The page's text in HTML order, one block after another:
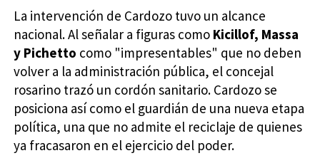
La intervención de Cardozo tuvo un alcance
nacional. Al señalar a figuras como Kicillof, Massa
y Pichetto como "impresentables" que no deben
volver a la administración pública, el concejal
rosarino trazó un cordón sanitario. Cardozo se
posiciona así como el guardián de una nueva etapa
política, una que no admite el reciclaje de quienes
ya fracasaron en el ejercicio del poder.